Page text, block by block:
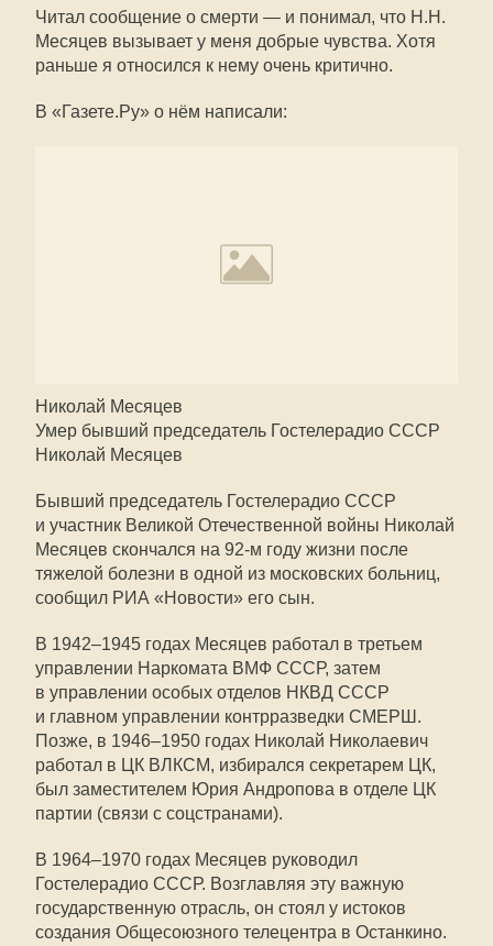
Читал сообщение о смерти — и понимал, что Н.Н.
Месяцев вызывает у меня добрые чувства. Хотя
раньше я относился к нему очень критично.
В «Газете.Ру» о нём написали:
Николай Месяцев
Умер бывший председатель Гостелерадио СССР
Николай Месяцев
Бывший председатель Гостелерадио СССР
и участник Великой Отечественной войны Николай
Месяцев скончался на 92-м году жизни после
тяжелой болезни в одной из московских больниц,
сообщил РИА «Новости» его сын.
В 1942–1945 годах Месяцев работал в третьем
управлении Наркомата ВМФ СССР, затем
в управлении особых отделов НКВД СССР
и главном управлении контрразведки СМЕРШ.
Позже, в 1946–1950 годах Николай Николаевич
работал в ЦК ВЛКСМ, избирался секретарем ЦК,
был заместителем Юрия Андропова в отделе ЦК
партии (связи с соцстранами).
В 1964–1970 годах Месяцев руководил
Гостелерадио СССР. Возглавляя эту важную
государственную отрасль, он стоял у истоков
создания Общесоюзного телецентра в Останкино.